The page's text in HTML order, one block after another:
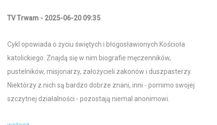
TV Trwam - 2025-06-20 09:35
Cykl opowiada o życiu świętych i błogosławionych Kościoła
katolickiego. Znajdą się w nim biografie męczenników,
pustelników, misjonarzy, założycieli zakonów i duszpasterzy.
Niektórzy z nich są bardzo dobrze znani, inni - pomimo swojej
szczytnej działalności - pozostają niemal anonimowi.